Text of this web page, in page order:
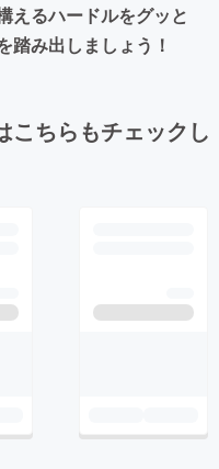
えるハードルをグッと
踏み出しましょう！
こちらもチェックし